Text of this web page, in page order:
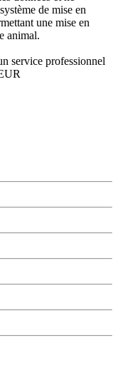
de mise en
une mise en
animal.
service professionnel